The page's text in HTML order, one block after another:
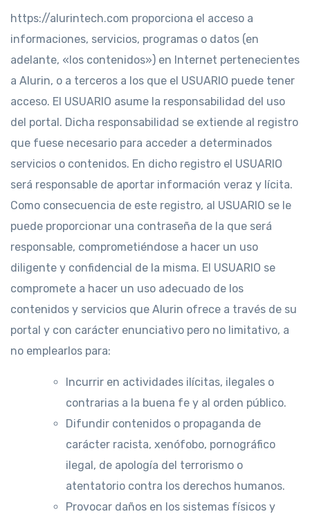
https://alurintech.com proporciona el acceso a
informaciones, servicios, programas o datos (en
adelante, «los contenidos») en Internet pertenecientes
a Alurin, o a terceros a los que el USUARIO puede tener
acceso. El USUARIO asume la responsabilidad del uso
del portal. Dicha responsabilidad se extiende al registro
que fuese necesario para acceder a determinados
servicios o contenidos. En dicho registro el USUARIO
será responsable de aportar información veraz y lícita.
Como consecuencia de este registro, al USUARIO se le
puede proporcionar una contraseña de la que será
responsable, comprometiéndose a hacer un uso
diligente y confidencial de la misma. El USUARIO se
compromete a hacer un uso adecuado de los
contenidos y servicios que Alurin ofrece a través de su
portal y con carácter enunciativo pero no limitativo, a
no emplearlos para:
Incurrir en actividades ilícitas, ilegales o
contrarias a la buena fe y al orden público.
Difundir contenidos o propaganda de
carácter racista, xenófobo, pornográfico
ilegal, de apología del terrorismo o
atentatorio contra los derechos humanos.
Provocar daños en los sistemas físicos y